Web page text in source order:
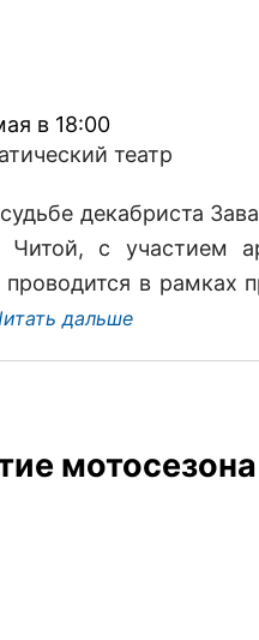
в 18:00
театр
декабриста
Читой, с участием
проводится в рамках
дальше